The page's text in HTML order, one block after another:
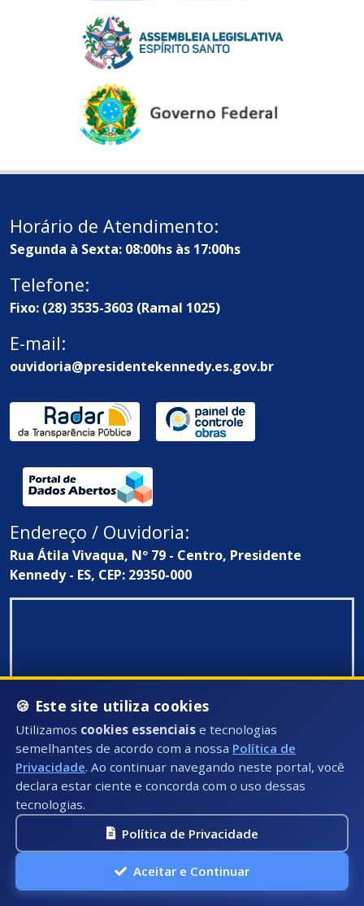
Horário de Atendimento:
Segunda à Sexta: 08:00hs às 17:00hs
Telefone:
Fixo: (28) 3535-3603 (Ramal 1025)
E-mail:
ouvidoria@presidentekennedy.es.gov.br
Endereço / Ouvidoria:
Rua Átila Vivaqua, Nº 79 - Centro, Presidente
Kennedy - ES, CEP: 29350-000
Todos Direitos Reservados ©: 2026
🍪 Este site utiliza cookies
Utilizamos cookies essenciais e tecnologias
semelhantes de acordo com a nossa Política de
Privacidade. Ao continuar navegando neste portal, você
declara estar ciente e concorda com o uso dessas
tecnologias.
Política de Privacidade
Aceitar e Continuar